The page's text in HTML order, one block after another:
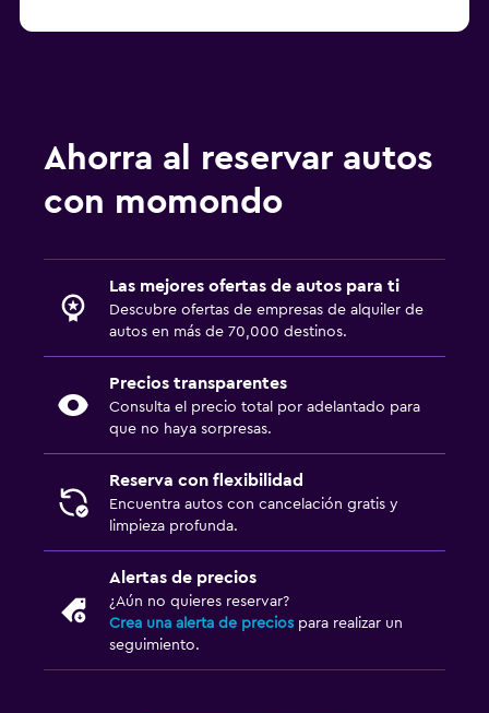
Ahorra al reservar autos
con momondo
Las mejores ofertas de autos para ti
Descubre ofertas de empresas de alquiler de
autos en más de 70,000 destinos.
Precios transparentes
Consulta el precio total por adelantado para
que no haya sorpresas.
Reserva con flexibilidad
Encuentra autos con cancelación gratis y
limpieza profunda.
Alertas de precios
¿Aún no quieres reservar?
Crea una alerta de precios para realizar un
seguimiento.